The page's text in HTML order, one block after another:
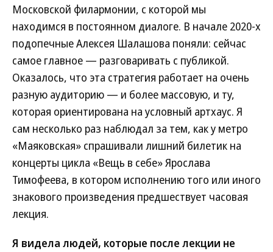
Московской филармонии, с которой мы
находимся в постоянном диалоге. В начале 2020-х
подопечные Алексея Шалашова поняли: сейчас
самое главное — разговаривать с публикой.
Оказалось, что эта стратегия работает на очень
разную аудиторию — и более массовую, и ту,
которая ориентирована на условный артхаус. Я
сам несколько раз наблюдал за тем, как у метро
«Маяковская» спрашивали лишний билетик на
концерты цикла «Вещь в себе» Ярослава
Тимофеева, в котором исполнению того или иного
знакового произведения предшествует часовая
лекция.
Я видела людей, которые после лекции не